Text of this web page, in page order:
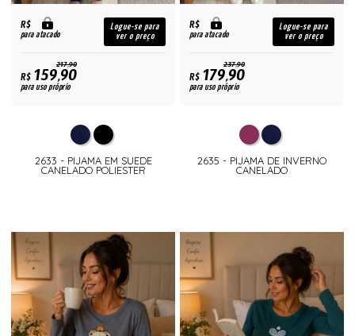
R$
para atacado
Logue-se para
ver o preço
217,90
R$159,90
para uso próprio
2633 - PIJAMA EM SUEDE
CANELADO POLIESTER
R$
para atacado
Logue-se para
ver o preço
237,90
R$179,90
para uso próprio
2635 - PIJAMA DE INVERNO
CANELADO